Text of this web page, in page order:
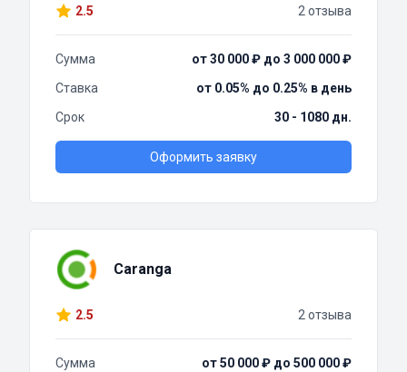
2.5 2 отзыва
Сумма
от 30 000 ₽ до 3 000 000 ₽
Ставка
от 0.05% до 0.25% в день
Срок
30 - 1080 дн.
Оформить заявку
Caranga
2.5 2 отзыва
Сумма
от 50 000 ₽ до 500 000 ₽